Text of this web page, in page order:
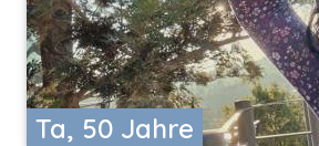
Ta, 50 Jahre